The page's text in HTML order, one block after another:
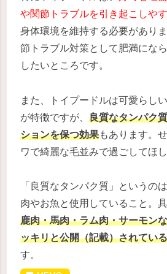
や関節トラブルを引き起こしや
身体環境を維持する必要があり
節トラブル対策として肥満にな
したいところです。
また、トイプードルは可愛らし
が特徴ですが、 良質なタンパク
ションを保つ効果もあります。
ワで綺麗な毛並みで過ごしてほ
「良質なタンパク質」というの
肉やお魚と使用していること。具
鹿肉・馬肉・ラム肉・サーモン
ッキリと公開（記載）されてい
す。